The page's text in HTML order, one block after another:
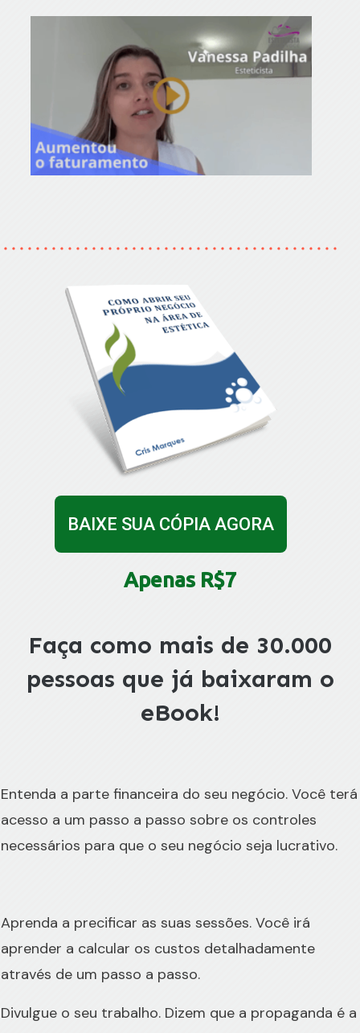
BAIXE SUA CÓPIA AGORA
Apenas R$7
Faça como mais de 30.000
pessoas que já baixaram o
eBook!
Entenda a parte financeira do seu negócio. Você terá
acesso a um passo a passo sobre os controles
necessários para que o seu negócio seja lucrativo.
Aprenda a precificar as suas sessões. Você irá
aprender a calcular os custos detalhadamente
através de um passo a passo.
Divulgue o seu trabalho. Dizem que a propaganda é a